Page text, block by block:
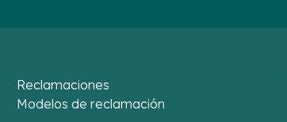
Reclamaciones
Modelos de reclamación